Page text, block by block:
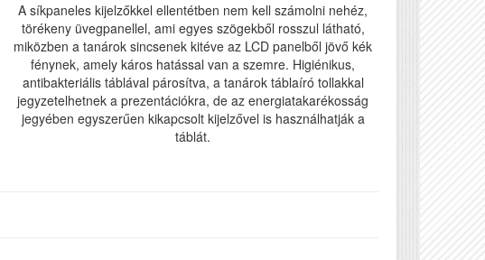
A síkpaneles kijelzőkkel ellentétben nem kell számolni nehéz,
törékeny üvegpanellel, ami egyes szögekből rosszul látható,
miközben a tanárok sincsenek kitéve az LCD panelből jövő kék
fénynek, amely káros hatással van a szemre. Higiénikus,
antibakteriális táblával párosítva, a tanárok táblaíró tollakkal
jegyzetelhetnek a prezentációkra, de az energiatakarékosság
jegyében egyszerűen kikapcsolt kijelzővel is használhatják a
táblát.